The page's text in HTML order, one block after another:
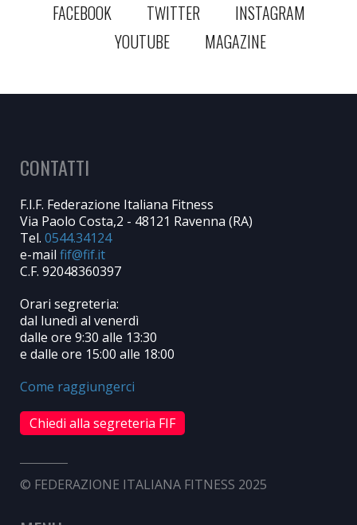
FACEBOOK TWITTER
INSTAGRAM
YOUTUBE
MAGAZINE
CONTATTI
F.I.F. Federazione Italiana Fitness
Via Paolo Costa,2 - 48121 Ravenna (RA)
Tel. 0544.34124
e-mail
C.F. 92048360397
Orari segreteria:
dal lunedì al venerdì
dalle ore 9:30 alle 13:30
e dalle ore 15:00 alle 18:00
Come raggiungerci
Chiedi alla segreteria FIF
© FEDERAZIONE ITALIANA FITNESS 2025